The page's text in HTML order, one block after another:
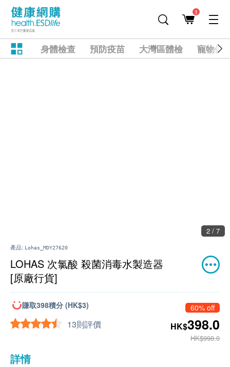
1
身體檢查 預防疫苗 大灣區體檢 寵物健
2 / 7
產品: Lohas_MDY27620
LOHAS 次氯酸 殺菌消毒水製造器
[原廠行貨]
賺取398積分 (HK$3)
13則評價
60% off
HK$398.0
HK$998.0
詳情